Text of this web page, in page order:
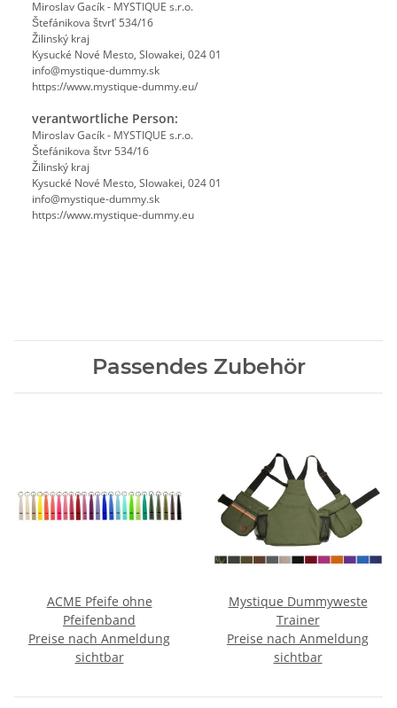
Miroslav Gacík - MYSTIQUE s.r.o.
Štefánikova štvrť 534/16
Žilinský kraj
Kysucké Nové Mesto, Slowakei, 024 01
info@mystique-dummy.sk
https://www.mystique-dummy.eu/
verantwortliche Person:
Miroslav Gacík - MYSTIQUE s.r.o.
Štefánikova štvr 534/16
Žilinský kraj
Kysucké Nové Mesto, Slowakei, 024 01
info@mystique-dummy.sk
https://www.mystique-dummy.eu
Passendes Zubehör
ACME Pfeife ohne
Pfeifenband
Preise nach Anmeldung
sichtbar
Mystique Dummyweste
Trainer
Preise nach Anmeldung
sichtbar